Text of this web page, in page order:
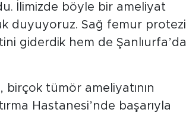
İlimizde böyle bir ameliyat
duyuyoruz. Sağ femur protezi
giderdik hem de Şanlıurfa’da
birçok tümör ameliyatının
Hastanesi’nde başarıyla